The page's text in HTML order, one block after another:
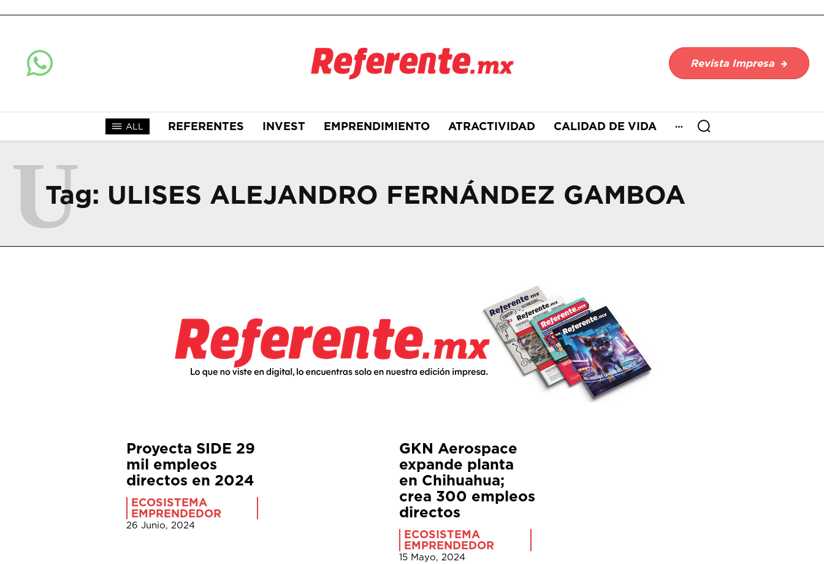
Revista Impresa
ALL REFERENTES INVEST EMPRENDIMIENTO ATRACTIVIDAD CALIDAD DE VIDA
Tag: ULISES ALEJANDRO FERNÁNDEZ GAMBOA
U
Proyecta SIDE 29
mil empleos
directos en 2024
ECOSISTEMA
EMPRENDEDOR
26 Junio, 2024
GKN Aerospace
expande planta
en Chihuahua;
crea 300 empleos
directos
ECOSISTEMA
EMPRENDEDOR
15 Mayo, 2024